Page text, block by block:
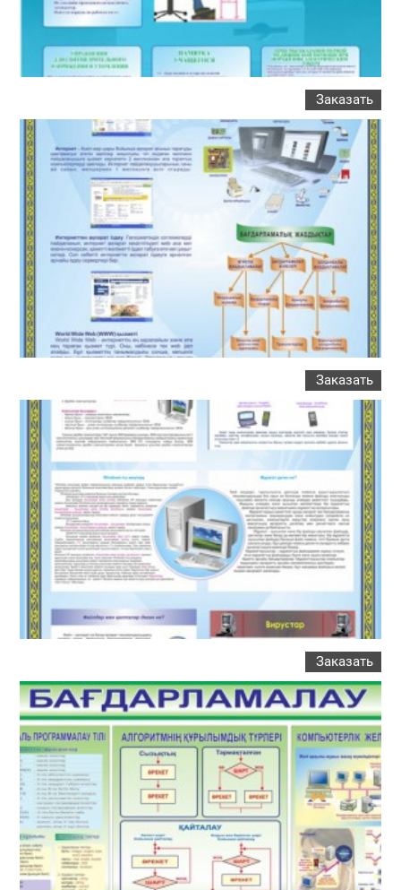
Заказать
Заказать
Заказать